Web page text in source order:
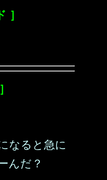
］
なると急に
んだ？